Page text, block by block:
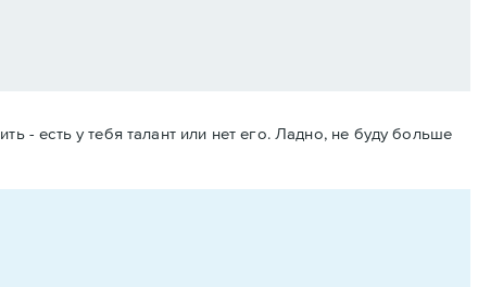
- есть у тебя талант или нет его. Ладно, не буду больше